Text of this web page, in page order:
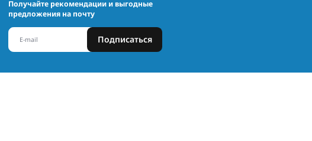
Получайте рекомендации и выгодные
предложения на почту
Подписаться